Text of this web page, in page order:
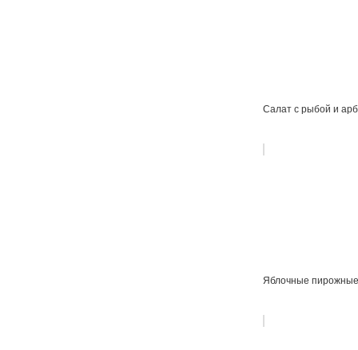
Салат с рыбой и
Яблочные пирожные